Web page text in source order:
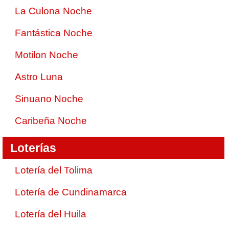
La Culona Noche
Fantástica Noche
Motilon Noche
Astro Luna
Sinuano Noche
Caribeña Noche
Loterías
Lotería del Tolima
Lotería de Cundinamarca
Lotería del Huila